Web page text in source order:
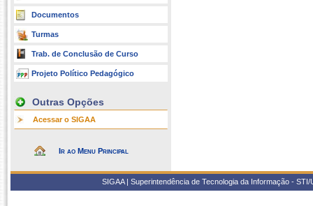
Documentos
Turmas
Trab. de Conclusão de Curso
Projeto Político Pedagógico
Outras Opções
Acessar o SIGAA
Ir ao Menu Principal
SIGAA | Superintendência de Tecnologia da Informação -